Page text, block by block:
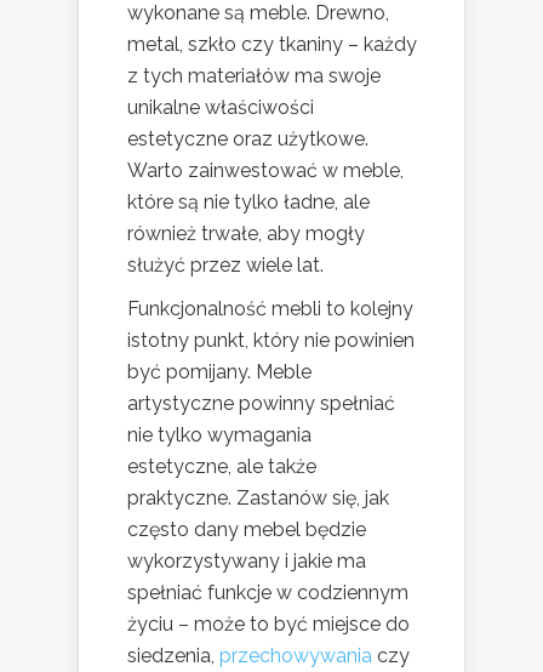
wykonane są meble. Drewno,
metal, szkło czy tkaniny – każdy
z tych materiałów ma swoje
unikalne właściwości
estetyczne oraz użytkowe.
Warto zainwestować w meble,
które są nie tylko ładne, ale
również trwałe, aby mogły
służyć przez wiele lat.
Funkcjonalność mebli to kolejny
istotny punkt, który nie powinien
być pomijany. Meble
artystyczne powinny spełniać
nie tylko wymagania
estetyczne, ale także
praktyczne. Zastanów się, jak
często dany mebel będzie
wykorzystywany i jakie ma
spełniać funkcje w codziennym
życiu – może to być miejsce do
siedzenia, przechowywania czy